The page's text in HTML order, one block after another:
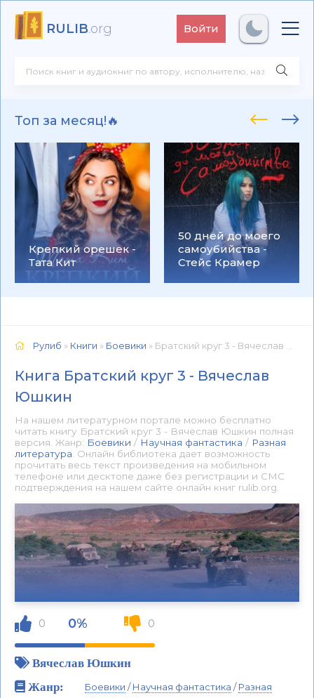
RULIB.org Войти
Топ за месяц!🔥
Крепкий орешек -
Тата Кит
50 дней до моего
самоубийства -
Стейс Крамер
Рулиб » Книги » Боевики » Братский круг 3 - Вячеслав Юшкин 📕 - Книга онлайн бесплатно
Книга Братский круг 3 - Вячеслав
Юшкин
На нашем литературном портале можно бесплатно
читать книгу Братский круг 3 - Вячеслав Юшкин полная
версия. Жанр: Боевики / Научная фантастика / Разная
литература . Онлайн библиотека дает возможность
прочитать весь текст произведения на мобильном
телефоне или десктопе даже без регистрации и СМС
подтверждения на нашем сайте онлайн книг rulib.org.
0 0% 0
Вячеслав Юшкин
Жанр:
Боевики /Научная фантастика /Разная